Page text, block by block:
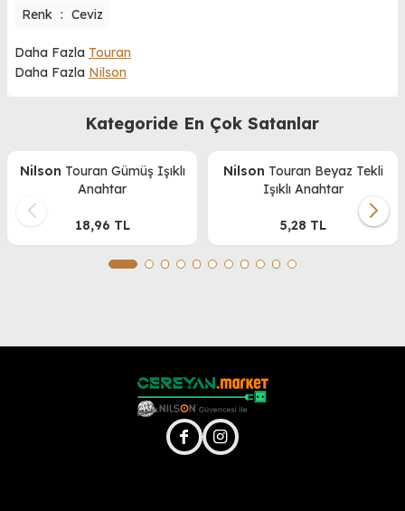
Renk : Ceviz
Daha Fazla Touran
Daha Fazla Nilson
Kategoride En Çok Satanlar
Nilson Touran Gümüş Işıklı
Anahtar
18,96 TL
Nilson Touran Beyaz Tekli
Işıklı Anahtar
5,28 TL
facebookinstagram